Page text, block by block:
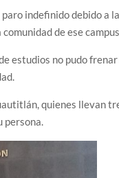
indefinido debido a
de ese
estudios no pudo
quienes llevan
persona.